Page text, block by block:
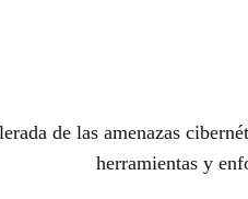
de las amenazas
herramientas y